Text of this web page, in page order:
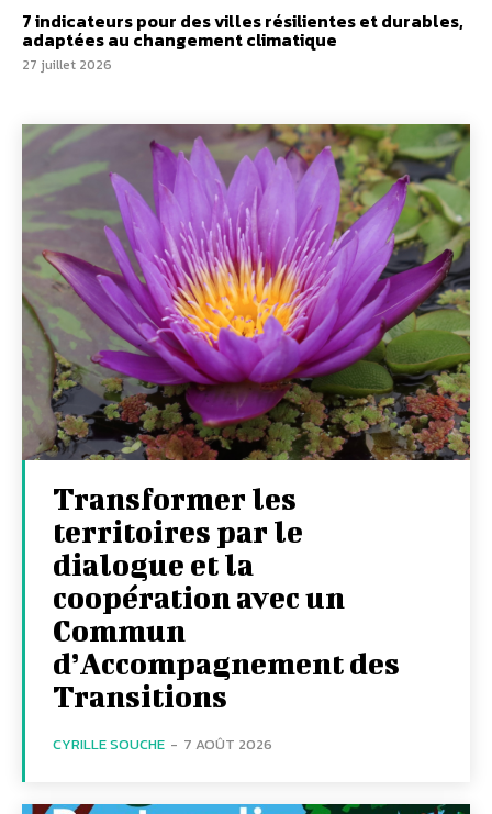
7 indicateurs pour des villes résilientes et durables,
adaptées au changement climatique
27 juillet 2026
Transformer les
territoires par le
dialogue et la
coopération avec un
Commun
d’Accompagnement des
Transitions
CYRILLE SOUCHE - 7 AOÛT 2026